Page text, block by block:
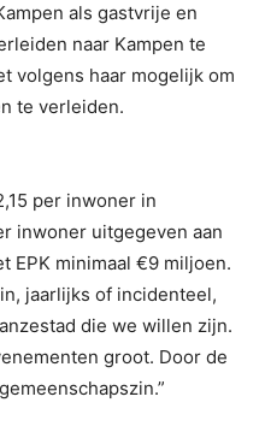
als gastvrije en
naar Kampen te
volgens haar mogelijk om
te verleiden.
per inwoner in
inwoner uitgegeven aan
EPK minimaal €9 miljoen.
jaarlijks of incidenteel,
die we willen zijn.
groot. Door de